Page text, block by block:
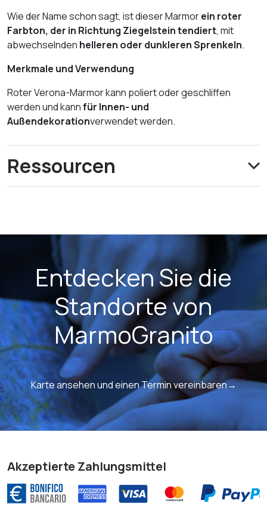
Wie der Name schon sagt, ist dieser Marmorein roter
Farbton, der in Richtung Ziegelstein tendiert, mit
abwechselnden helleren oder dunkleren Sprenkeln.
Merkmale und Verwendung
Roter Verona-Marmor kann poliert oder geschliffen
werden und kannfür Innen- und
Außendekorationverwendet werden.
Ressourcen
Entdecken Sie die
Standorte von
MarmoGranito
Karte ansehen und einen Termin vereinbaren→
Akzeptierte Zahlungsmittel